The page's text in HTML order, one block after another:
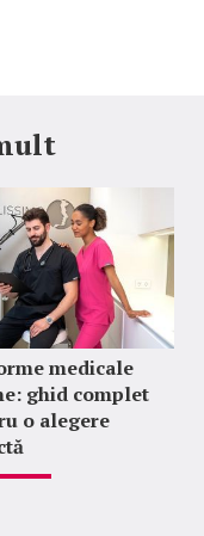
medicale
ghid complet
o alegere